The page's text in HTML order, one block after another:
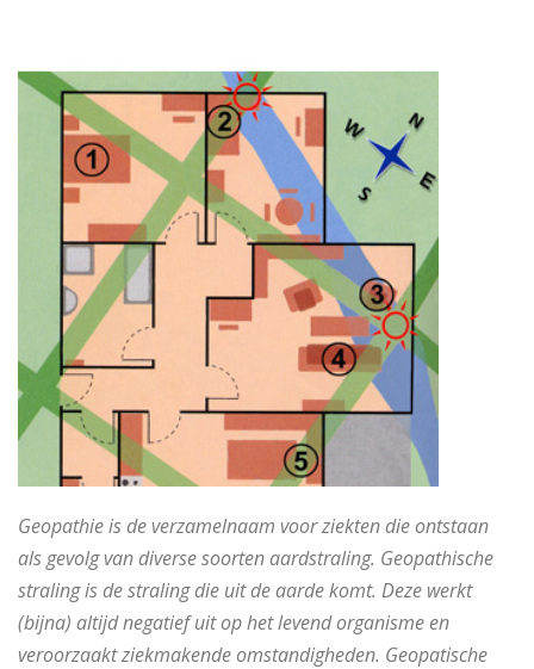
Geopathie is de verzamelnaam voor ziekten die ontstaan
als gevolg van diverse soorten aardstraling. Geopathische
straling is de straling die uit de aarde komt. Deze werkt
(bijna) altijd negatief uit op het levend organisme en
veroorzaakt ziekmakende omstandigheden. Geopatische